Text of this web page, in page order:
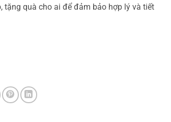
tặng quà cho ai để đảm bảo hợp lý và tiết